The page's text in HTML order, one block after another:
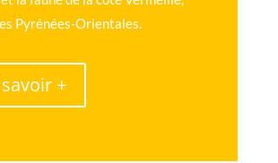
Pyrénées-Orientales.
+